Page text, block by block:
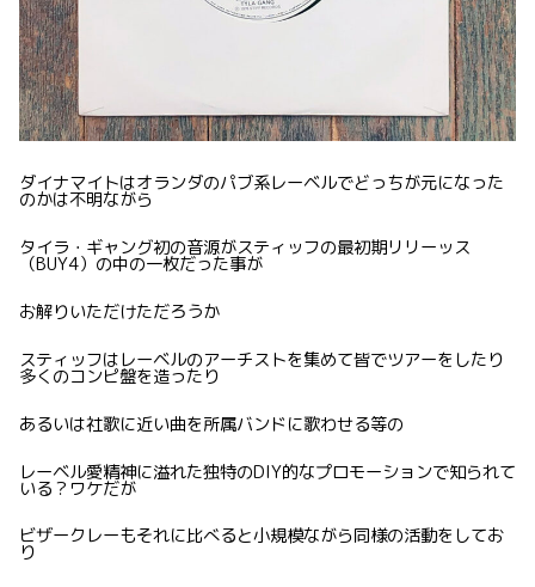
ダイナマイトはオランダのパブ系レーベルでどっちが元になった
のかは不明ながら
タイラ・ギャング初の音源がスティッフの最初期リリーッス
（BUY4）の中の一枚だった事が
お解りいただけただろうか
スティッフはレーベルのアーチストを集めて皆でツアーをしたり
多くのコンピ盤を造ったり
あるいは社歌に近い曲を所属バンドに歌わせる等の
レーベル愛精神に溢れた独特のDIY的なプロモーションで知られて
いる？ワケだが
ビザークレーもそれに比べると小規模ながら同様の活動をしてお
り